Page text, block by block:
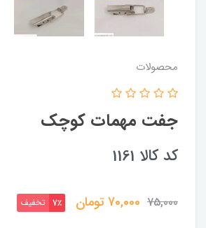
محصولات
جفت مهمات کوچک
کد کالا 1161
75,000
70,000تومان 7٪ تخفیف